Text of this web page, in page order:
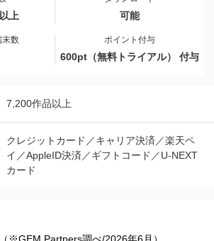
上 可能
末数 ポイント付与
600pt（無料トライアル） 付与
7,200作品以上
クレジットカード／キャリア決済／楽天ペ
イ／AppleID決済／ギフトコード／U-NEXT
カード